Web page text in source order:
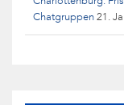
Chatgruppen 21.